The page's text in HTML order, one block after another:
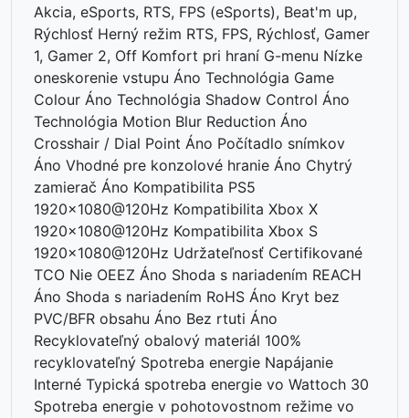
Akcia, eSports, RTS, FPS (eSports), Beat'm up,
Rýchlosť Herný režim RTS, FPS, Rýchlosť, Gamer
1, Gamer 2, Off Komfort pri hraní G-menu Nízke
oneskorenie vstupu Áno Technológia Game
Colour Áno Technológia Shadow Control Áno
Technológia Motion Blur Reduction Áno
Crosshair / Dial Point Áno Počítadlo snímkov
Áno Vhodné pre konzolové hranie Áno Chytrý
zamierač Áno Kompatibilita PS5
1920x1080@120Hz Kompatibilita Xbox X
1920x1080@120Hz Kompatibilita Xbox S
1920x1080@120Hz Udržateľnosť Certifikované
TCO Nie OEEZ Áno Shoda s nariadením REACH
Áno Shoda s nariadením RoHS Áno Kryt bez
PVC/BFR obsahu Áno Bez rtuti Áno
Recyklovateľný obalový materiál 100%
recyklovateľný Spotreba energie Napájanie
Interné Typická spotreba energie vo Wattoch 30
Spotreba energie v pohotovostnom režime vo